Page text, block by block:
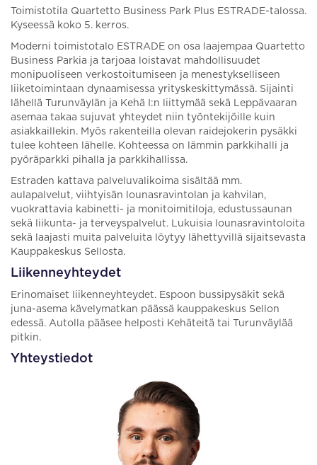
Toimistotila Quartetto Business Park Plus ESTRADE-talossa.
Kyseessä koko 5. kerros.
Moderni toimistotalo ESTRADE on osa laajempaa Quartetto
Business Parkia ja tarjoaa loistavat mahdollisuudet
monipuoliseen verkostoitumiseen ja menestykselliseen
liiketoimintaan dynaamisessa yrityskeskittymässä. Sijainti
lähellä Turunväylän ja Kehä I:n liittymää sekä Leppävaaran
asemaa takaa sujuvat yhteydet niin työntekijöille kuin
asiakkaillekin. Myös rakenteilla olevan raidejokerin pysäkki
tulee kohteen lähelle. Kohteessa on lämmin parkkihalli ja
pyöräparkki pihalla ja parkkihallissa.
Estraden kattava palveluvalikoima sisältää mm.
aulapalvelut, viihtyisän lounasravintolan ja kahvilan,
vuokrattavia kabinetti- ja monitoimitiloja, edustussaunan
sekä liikunta- ja terveyspalvelut. Lukuisia lounasravintoloita
sekä laajasti muita palveluita löytyy lähettyvillä sijaitsevasta
Kauppakeskus Sellosta.
Liikenneyhteydet
Erinomaiset liikenneyhteydet. Espoon bussipysäkit sekä
juna-asema kävelymatkan päässä kauppakeskus Sellon
edessä. Autolla pääsee helposti Kehäteitä tai Turunväylää
pitkin.
Yhteystiedot